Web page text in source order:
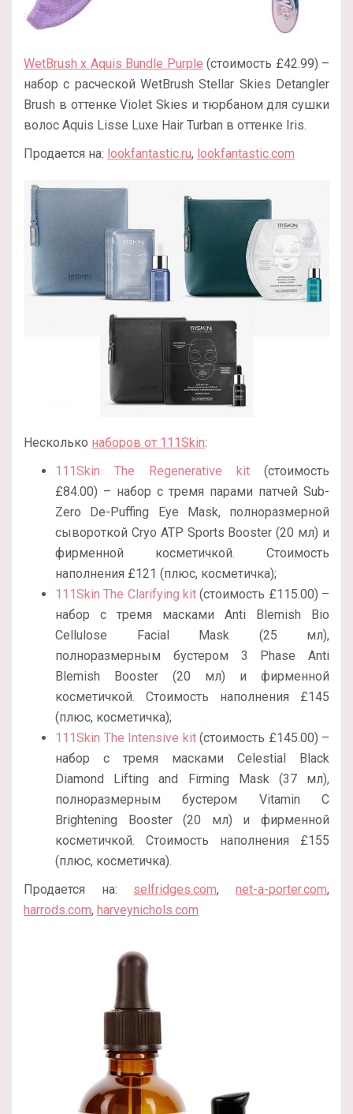
WetBrush x Aquis Bundle Purple (стоимость £42.99) –
набор с расческой WetBrush Stellar Skies Detangler
Brush в оттенке Violet Skies и тюрбаном для сушки
волос Aquis Lisse Luxe Hair Turban в оттенке Iris.
Продается на: lookfantastic.ru, lookfantastic.com
Несколько наборов от 111Skin:
111Skin The Regenerative kit (стоимость
£‌84.00) – набор с тремя парами патчей Sub-
Zero De-Puffing Eye Mask, полноразмерной
сывороткой Cryo ATP Sports Booster (20 мл) и
фирменной косметичкой. Стоимость
наполнения £121 (плюс, косметичка);
111Skin The Clarifying kit (стоимость £115.00) –
набор с тремя масками Anti Blemish Bio
Cellulose Facial Mask (25 мл),
полноразмерным бустером 3 Phase Anti
Blemish Booster (20 мл) и фирменной
косметичкой. Стоимость наполнения £145
(плюс, косметичка);
111Skin The Intensive kit(стоимость £145.00) –
набор с тремя масками Celestial Black
Diamond Lifting and Firming Mask (37 мл),
полноразмерным бустером Vitamin C
Brightening Booster (20 мл) и фирменной
косметичкой. Стоимость наполнения £155
(плюс, косметичка).
Продается на: selfridges.com,net-a-porter.com,
harrods.com, harveynichols.com